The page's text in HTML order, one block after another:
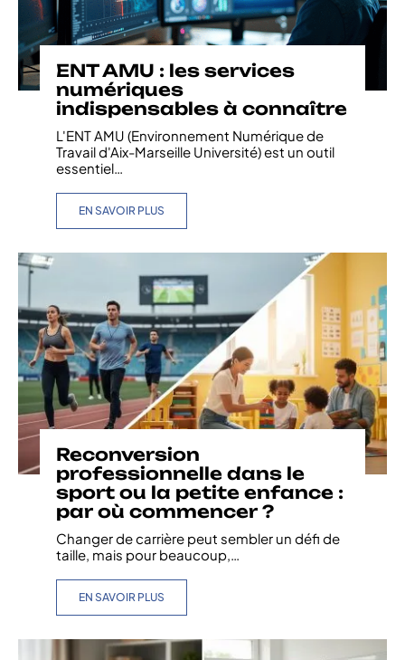
ENT AMU : les services
numériques
indispensables à connaître
L'ENT AMU (Environnement Numérique de
Travail d'Aix-Marseille Université) est un outil
essentiel
EN SAVOIR PLUS
Reconversion
professionnelle dans le
sport ou la petite enfance :
par où commencer ?
Changer de carrière peut sembler un défi de
taille, mais pour beaucoup,
EN SAVOIR PLUS